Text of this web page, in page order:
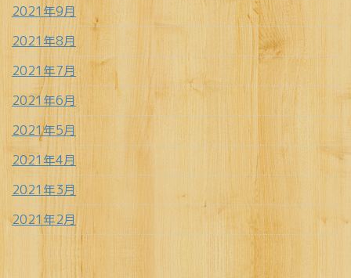
2021年9月
2021年8月
2021年7月
2021年6月
2021年5月
2021年4月
2021年3月
2021年2月